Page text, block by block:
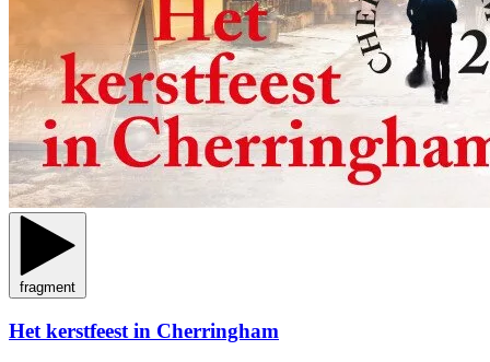
fragment
Het kerstfeest in Cherringham